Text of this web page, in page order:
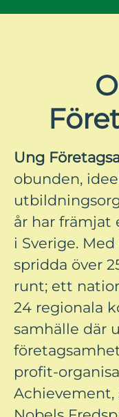
Ung
obunden,
år har främjat
i Sverige.
spridda över
runt; ett
24 regionala
samhälle där
profit-